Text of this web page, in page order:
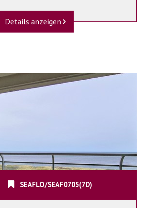
Details anzeigen
SEAFLO/SEAF0705(7D)